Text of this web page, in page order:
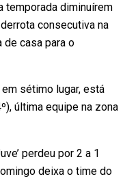
temporada diminuírem
consecutiva na
de casa para o
sétimo lugar, está
última equipe na zona
perdeu por 2 a 1
deixa o time do